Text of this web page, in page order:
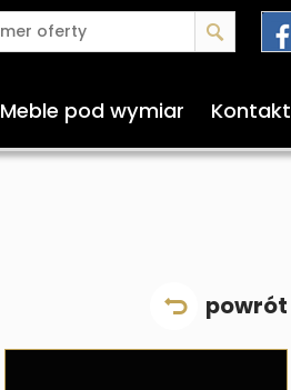
Meble pod wymiar Kontakt
powrót